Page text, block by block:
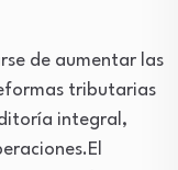
de aumentar las
tributarias
integral,